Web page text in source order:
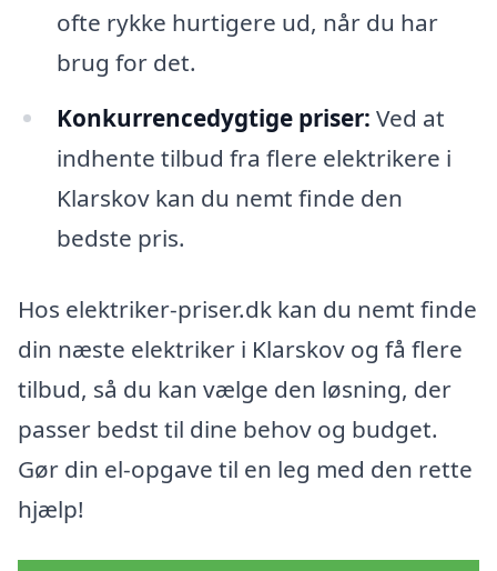
ofte rykke hurtigere ud, når du har
brug for det.
Konkurrencedygtige priser: Ved at
indhente tilbud fra flere elektrikere i
Klarskov kan du nemt finde den
bedste pris.
Hos elektriker-priser.dk kan du nemt finde
din næste elektriker i Klarskov og få flere
tilbud, så du kan vælge den løsning, der
passer bedst til dine behov og budget.
Gør din el-opgave til en leg med den rette
hjælp!